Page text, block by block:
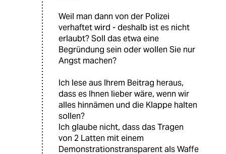
Weil man dann von der Polizei
verhaftet wird - deshalb ist es nicht
erlaubt? Soll das etwa eine
Begründung sein oder wollen Sie nur
Angst machen?
Ich lese aus Ihrem Beitrag heraus,
dass es Ihnen lieber wäre, wenn wir
alles hinnämen und die Klappe halten
sollen?
Ich glaube nicht, dass das Tragen
von 2 Latten mit einem
Demonstrationstransparent als Waffe